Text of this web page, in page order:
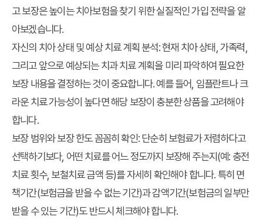
고 보장은 높이는 치아보험을 찾기 위한 실질적인 가입 전략을 알
아보겠습니다.
자신의 치아 상태 및 예상 치료 계획 분석:현재 치아 상태, 가족력,
그리고 앞으로 예상되는 치과 치료 계획을 미리 파악하여 필요한
보장 내용을 결정하는 것이 중요합니다. 예를 들어, 임플란트나 크
라운 치료 가능성이 높다면 해당 보장이 충분한 상품을 고려해야
합니다.
보장 범위와 보장 한도 꼼꼼히 확인:단순히 보험료가 저렴하다고
선택하기보다, 어떤 치료를 어느 정도까지 보장해 주는지(예: 충전
치료 횟수, 보철치료 금액 등)를 자세히 확인해야 합니다. 특히 면
책기간(보험금을 받을 수 없는 기간)과 감액기간(보험금의 일부만
받을 수 있는 기간)도 반드시 체크해야 합니다.